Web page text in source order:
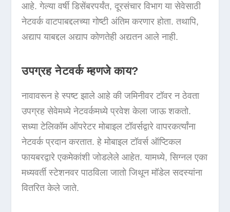
आहे. गेल्या वर्षी डिसेंबरपर्यंत, दूरसंचार विभाग या सेवेसाठी
नेटवर्क वाटपाबद्दलच्या गोष्टी अंतिम करणार होता. तथापि,
अद्याप याबद्दल अद्याप कोणतेही अद्यतन आले नाही.
उपग्रह नेटवर्क म्हणजे काय?
नावावरून हे स्पष्ट झाले आहे की जमिनीवर टॉवर न ठेवता
उपग्रह सेवेमध्ये नेटवर्कमध्ये प्रवेश केला जाऊ शकतो.
सध्या टेलिकॉम ऑपरेटर मोबाइल टॉवर्सद्वारे वापरकर्त्यांना
नेटवर्क प्रदान करतात. हे मोबाइल टॉवर्स ऑप्टिकल
फायबरद्वारे एकमेकांशी जोडलेले आहेत. यामध्ये, सिग्नल एका
मध्यवर्ती स्टेशनवर पाठविला जातो जिथून मॉडेल सदस्यांना
वितरित केले जाते.